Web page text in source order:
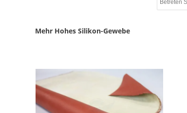
Mehr Hohes Silikon-Gewebe